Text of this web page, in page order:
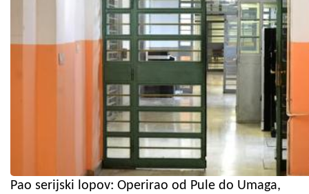
Pao serijski lopov: Operirao od Pule do Umaga,